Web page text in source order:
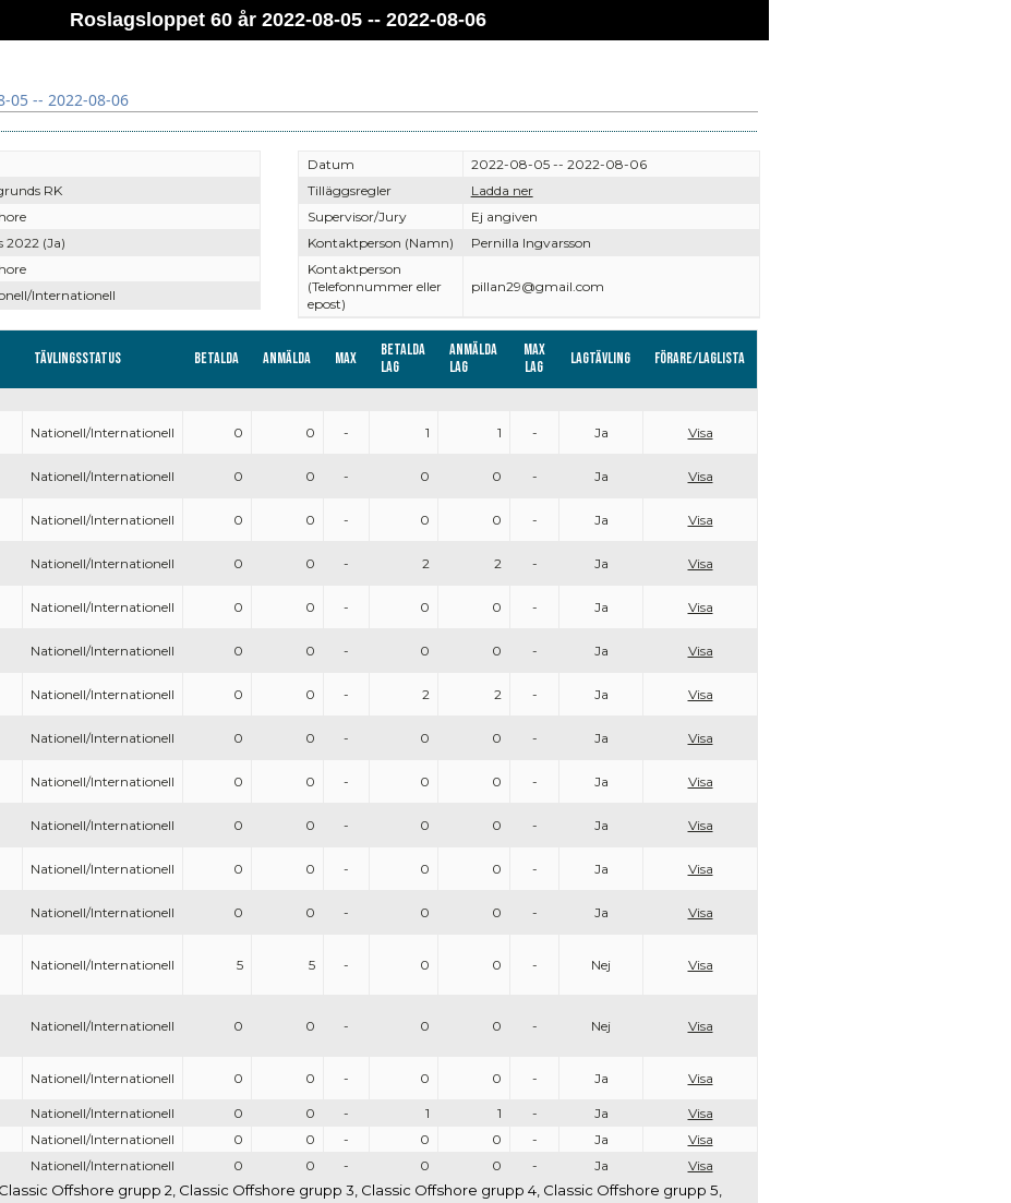
Roslagsloppet 60 år 2022-08-05 -- 2022-08-06
05 -- 2022-08-06
RK
2022 (Ja)
Internationell
Datum
2022-08-05 -- 2022-08-06
Tilläggsregler
Ladda ner
Supervisor/Jury
Ej angiven
Kontaktperson (Namn)
Pernilla Ingvarsson
Kontaktperson
(Telefonnummer eller
epost)
pillan29@gmail.com
Tävlingsstatus Betalda Anmälda Max
Betalda
lag
Anmälda
lag
Max
lag
Lagtävling Förare/Laglista
Nationell/Internationell 0 0 - 1 1 - Ja Visa
Nationell/Internationell 0 0 - 0 0 - Ja Visa
Nationell/Internationell 0 0 - 0 0 - Ja Visa
Nationell/Internationell 0 0 - 2 2 - Ja Visa
Nationell/Internationell 0 0 - 0 0 - Ja Visa
Nationell/Internationell 0 0 - 0 0 - Ja Visa
Nationell/Internationell 0 0 - 2 2 - Ja Visa
Nationell/Internationell 0 0 - 0 0 - Ja Visa
Nationell/Internationell 0 0 - 0 0 - Ja Visa
Nationell/Internationell 0 0 - 0 0 - Ja Visa
Nationell/Internationell 0 0 - 0 0 - Ja Visa
Nationell/Internationell 0 0 - 0 0 - Ja Visa
Nationell/Internationell 5 5 - 0 0 - Nej Visa
Nationell/Internationell 0 0 - 0 0 - Nej Visa
Nationell/Internationell 0 0 - 0 0 - Ja Visa
Nationell/Internationell 0 0 - 1 1 - Ja
Visa
Nationell/Internationell 0 0 - 0 0 - Ja
Visa
Nationell/Internationell 0 0 - 0 0 - Ja Visa
Offshore grupp 2, Classic Offshore grupp 3, Classic Offshore grupp 4, Classic Offshore grupp 5,